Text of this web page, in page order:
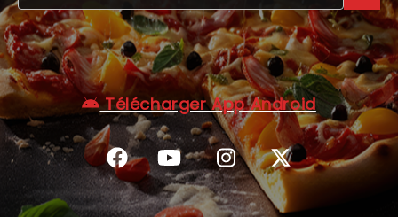
C.G.V
Télécharger App Android